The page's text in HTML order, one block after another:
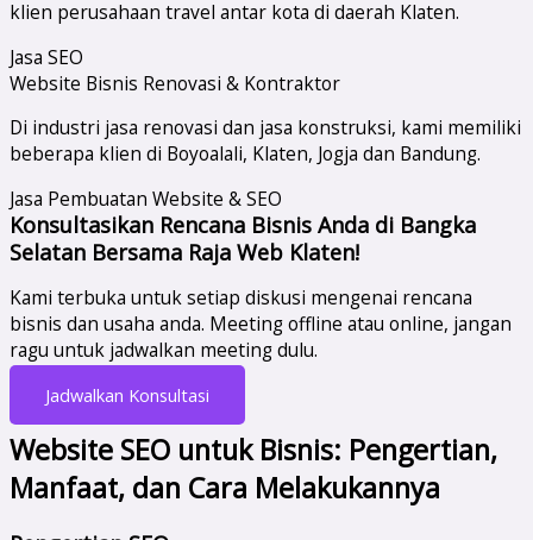
klien perusahaan travel antar kota di daerah Klaten.
Jasa SEO
Website Bisnis Renovasi & Kontraktor
Di industri jasa renovasi dan jasa konstruksi, kami memiliki
beberapa klien di Boyoalali, Klaten, Jogja dan Bandung.
Jasa Pembuatan Website & SEO
Konsultasikan Rencana Bisnis Anda di Bangka
Selatan Bersama Raja Web Klaten!
Kami terbuka untuk setiap diskusi mengenai rencana
bisnis dan usaha anda. Meeting offline atau online, jangan
ragu untuk jadwalkan meeting dulu.
Jadwalkan Konsultasi
Website SEO untuk Bisnis: Pengertian,
Manfaat, dan Cara Melakukannya